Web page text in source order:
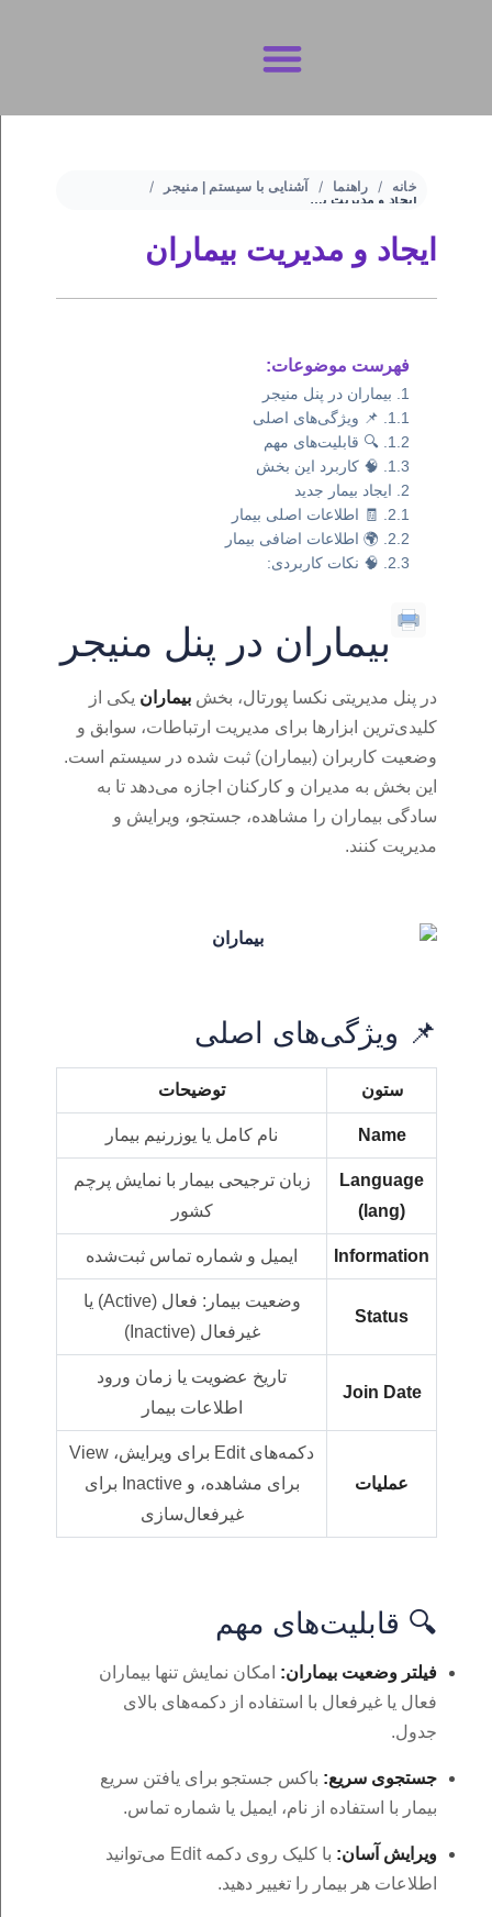
خانه راهنما
آشنایی با سیستم | منیجر
ایجاد و مدیریت بیماران
ایجاد و مدیریت بیماران
فهرست موضوعات:
بیماران در پنل منیجر
📌 ویژگی‌های اصلی
🔍 قابلیت‌های مهم
🧠 کاربرد این بخش
ایجاد بیمار جدید
🧾 اطلاعات اصلی بیمار
🌍 اطلاعات اضافی بیمار
🧠 نکات کاربردی:
بیماران در پنل منیجر
در پنل مدیریتی نکسا پورتال، بخش بیماران یکی از
کلیدی‌ترین ابزارها برای مدیریت ارتباطات، سوابق و
وضعیت کاربران (بیماران) ثبت‌ شده در سیستم است.
این بخش به مدیران و کارکنان اجازه می‌دهد تا به‌
سادگی بیماران را مشاهده، جستجو، ویرایش و
مدیریت کنند.
📌 ویژگی‌های اصلی
ستون توضیحات
Name نام کامل یا یوزرنیم بیمار
Language
(lang)
زبان ترجیحی بیمار با نمایش پرچم
کشور
Information ایمیل و شماره تماس ثبت‌شده
Status
وضعیت بیمار: فعال (Active) یا
غیرفعال (Inactive)
Join Date
تاریخ عضویت یا زمان ورود
اطلاعات بیمار
عملیات
دکمه‌های Edit برای ویرایش، View
برای مشاهده، و Inactive برای
غیرفعال‌سازی
🔍 قابلیت‌های مهم
فیلتر وضعیت بیماران: امکان نمایش تنها بیماران
فعال یا غیرفعال با استفاده از دکمه‌های بالای
جدول.
جستجوی سریع: باکس جستجو برای یافتن سریع
بیمار با استفاده از نام، ایمیل یا شماره تماس.
ویرایش آسان:
با کلیک روی دکمه Edit می‌توانید
اطلاعات هر بیمار را تغییر دهید.